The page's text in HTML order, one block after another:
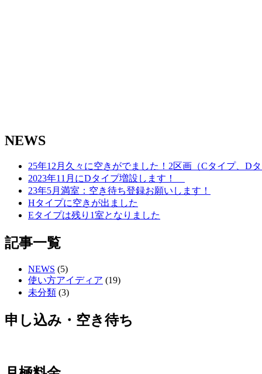
NEWS
25年12月久々に空きがでました！2区画（Cタイプ、D
2023年11月にDタイプ増設します！
23年5月満室：空き待ち登録お願いします！
Hタイプに空きが出ました
Eタイプは残り1室となりました
記事一覧
NEWS (5)
使い方アイディア (19)
未分類 (3)
申し込み・空き待ち